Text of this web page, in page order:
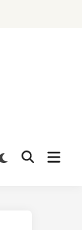
Переключить
Открыть